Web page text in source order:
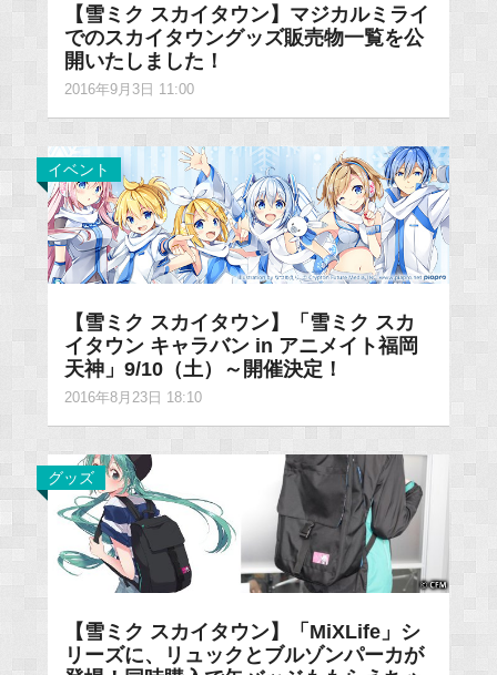
【雪ミク スカイタウン】マジカルミライ
でのスカイタウングッズ販売物一覧を公
開いたしました！
2016年9月3日 11:00
イベント
【雪ミク スカイタウン】「雪ミク スカ
イタウン キャラバン in アニメイト福岡
天神」9/10（土）～開催決定！
2016年8月23日 18:10
グッズ
【雪ミク スカイタウン】「MiXLife」シ
リーズに、リュックとブルゾンパーカが